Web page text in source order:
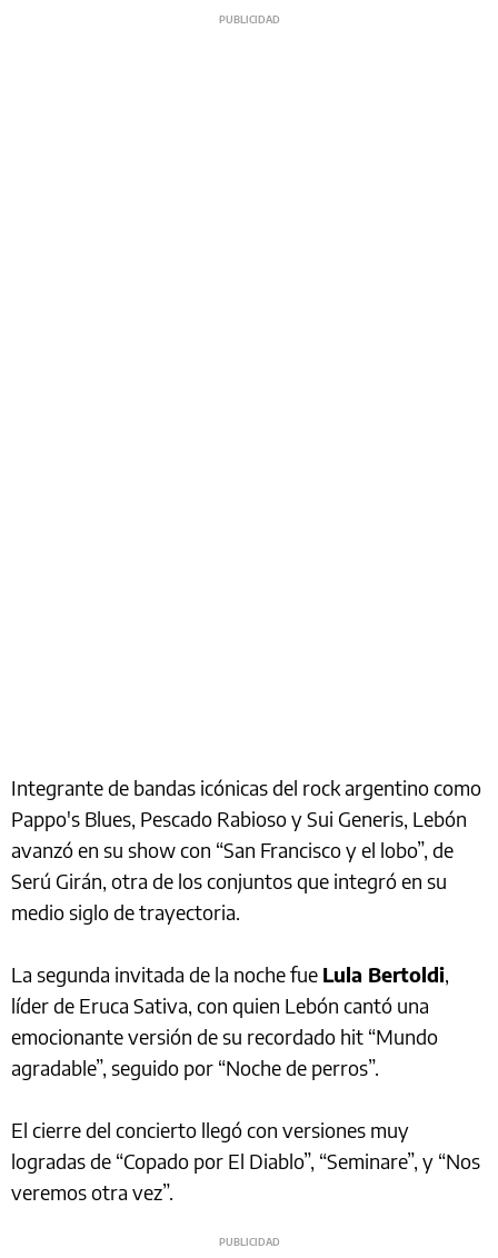
Integrante de bandas icónicas del rock argentino como
Pappo's Blues, Pescado Rabioso y Sui Generis, Lebón
avanzó en su show con “San Francisco y el lobo”, de
Serú Girán, otra de los conjuntos que integró en su
medio siglo de trayectoria.
La segunda invitada de la noche fue Lula Bertoldi,
líder de Eruca Sativa, con quien Lebón cantó una
emocionante versión de su recordado hit “Mundo
agradable”, seguido por “Noche de perros”.
El cierre del concierto llegó con versiones muy
logradas de “Copado por El Diablo”, “Seminare”, y “Nos
veremos otra vez”.